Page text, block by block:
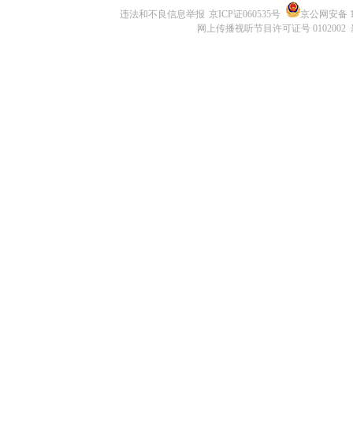
违法和不良信息举报 京ICP证060535号
京公网安备
网上传播视听节目许可证号 0102002